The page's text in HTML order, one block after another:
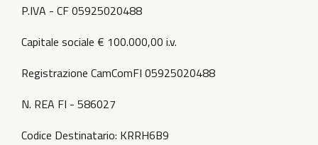
P.IVA - CF 05925020488
Capitale sociale € 100.000,00 i.v.
Registrazione CamComFI 05925020488
N. REA FI - 586027
Codice Destinatario: KRRH6B9